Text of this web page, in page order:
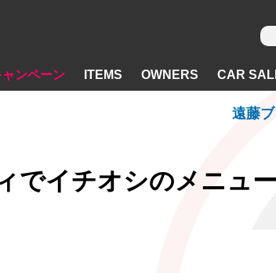
ャンペーン ITEMS OWNERS CAR
でイチオシのメニュ
遠藤